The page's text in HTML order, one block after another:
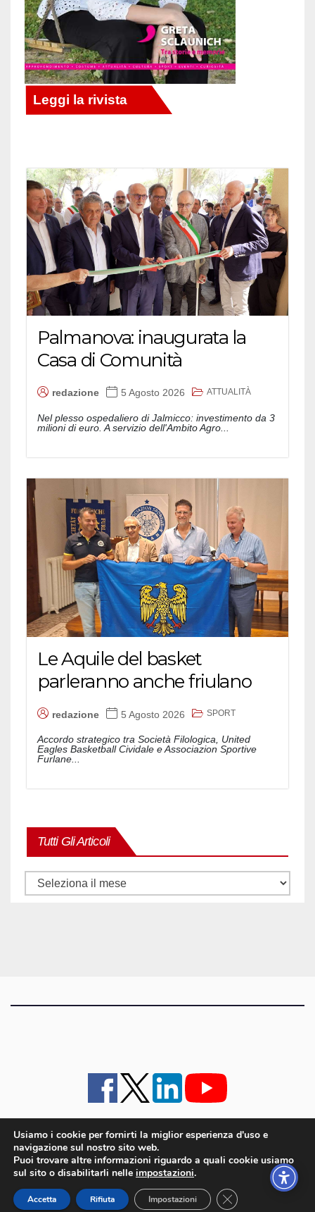
Palmanova: inaugurata la
Casa di Comunità
redazione 5 Agosto 2026 ATTUALITÀ
Nel plesso ospedaliero di Jalmicco: investimento da 3
milioni di euro. A servizio dell'Ambito Agro...
Le Aquile del basket
parleranno anche friulano
redazione 5 Agosto 2026 SPORT
Accordo strategico tra Società Filologica, United
Eagles Basketball Cividale e Associazion Sportive
Furlane...
Tutti Gli Articoli
Tutti
iMagazine · contatti e staff · lavora con noi
Cookie policy UE
iMagazine è un marchio di proprietà di Goliardica Editrice redazione in via Aquileia 64a,
Bagnaria Arsa (UD) - P.iva 00559050315
Usiamo i cookie per fornirti la miglior esperienza d'uso e
navigazione sul nostro sito web.
Puoi trovare altre informazioni riguardo a quali cookie usiamo
sul sito o disabilitarli nelle impostazioni.
Accetta Rifiuta Impostazioni Close GDPR